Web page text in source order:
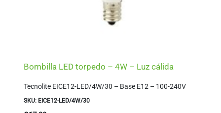
Bombilla LED torpedo – 4W – Luz cálida
Tecnolite EICE12-LED/4W/30 – Base E12 – 100-240V
SKU: EICE12-LED/4W/30